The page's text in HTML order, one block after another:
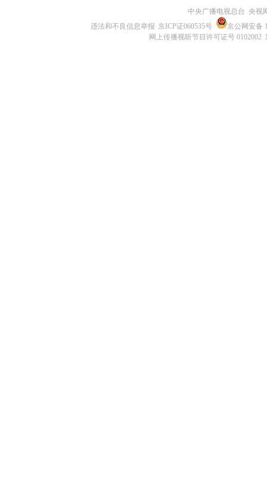
中央广播电视总台 央视
违法和不良信息举报 京ICP证060535号
京公网安备
网上传播视听节目许可证号 0102002